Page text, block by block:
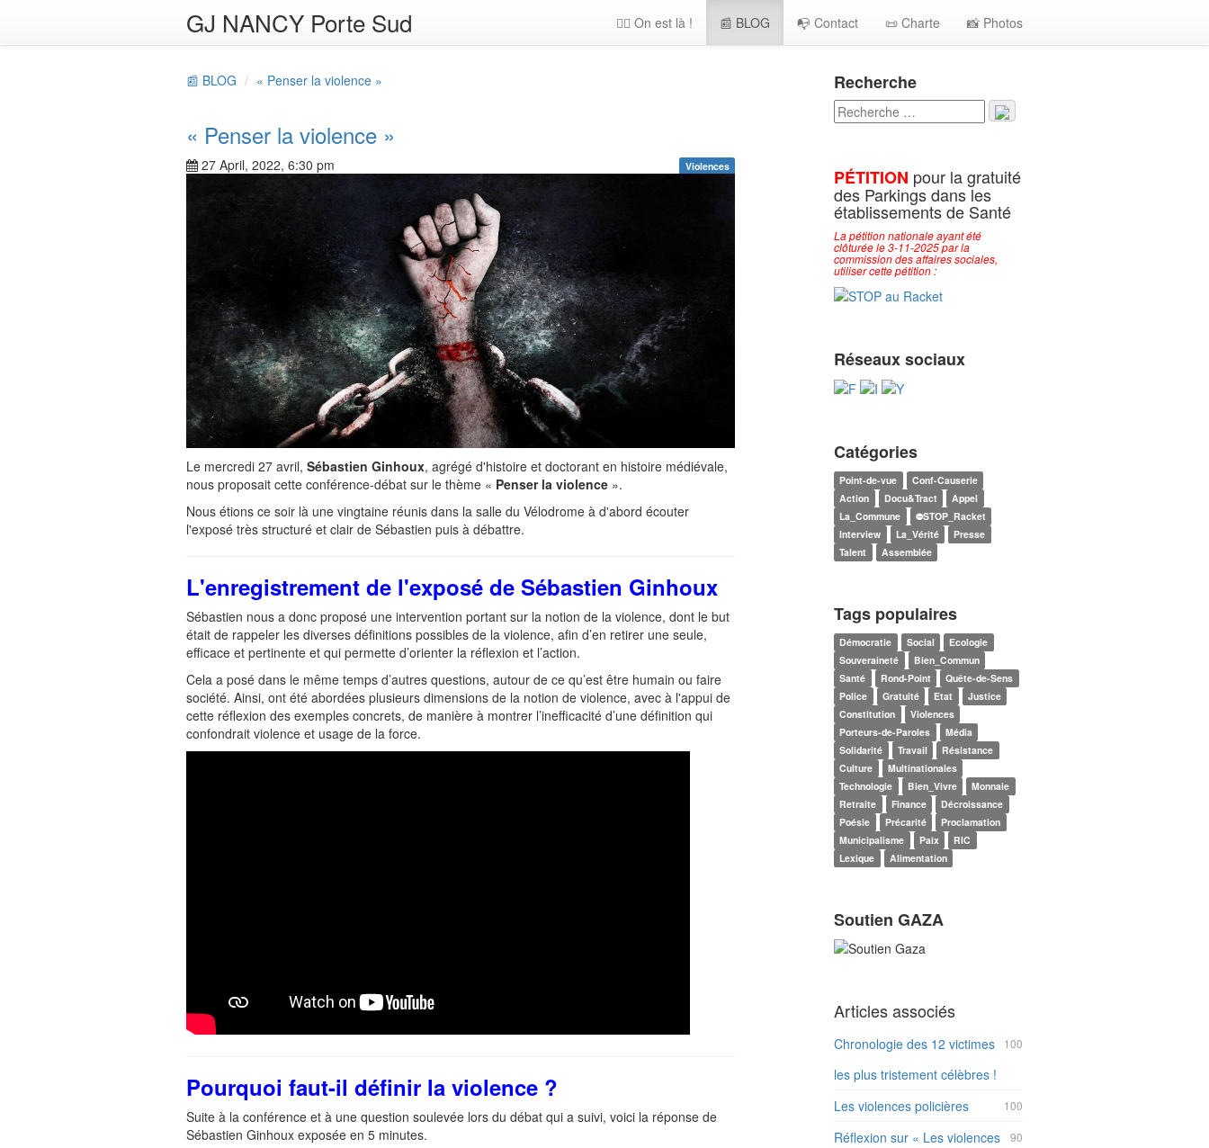
GJ NANCY Porte Sud 🖐🏻 On est là ! 📰 BLOG 📭 Contact 📜 Charte 📸 Photos
📰 BLOG « Penser la violence »
« Penser la violence »
27 April, 2022, 6:30 pm Violences
Le mercredi 27 avril, Sébastien Ginhoux, agrégé d'histoire et doctorant en histoire médiévale,
nous proposait cette conférence-débat sur le thème « Penser la violence ».
Nous étions ce soir là une vingtaine réunis dans la salle du Vélodrome à d'abord écouter
l'exposé très structuré et clair de Sébastien puis à débattre.
L'enregistrement de l'exposé de Sébastien Ginhoux
Sébastien nous a donc proposé une intervention portant sur la notion de la violence, dont le but
était de rappeler les diverses définitions possibles de la violence, afin d’en retirer une seule,
efficace et pertinente et qui permette d’orienter la réflexion et l’action.
Cela a posé dans le même temps d’autres questions, autour de ce qu’est être humain ou faire
société. Ainsi, ont été abordées plusieurs dimensions de la notion de violence, avec à l'appui de
cette réflexion des exemples concrets, de manière à montrer l’inefficacité d’une définition qui
confondrait violence et usage de la force.
Pourquoi faut-il définir la violence ?
Suite à la conférence et à une question soulevée lors du débat qui a suivi, voici la réponse de
Sébastien Ginhoux exposée en 5 minutes.
Recherche
PÉTITION pour la gratuité
des Parkings dans les
établissements de Santé
La pétition nationale ayant été
clôturée le 3-11-2025 par la
commission des affaires sociales,
utiliser cette pétition :
Réseaux sociaux
Catégories
Point-de-vue
Conf-Causerie
Action
Docu&Tract
Appel
La_Commune
⛔STOP_Racket
Interview
La_Vérité
Presse
Talent
Assemblée
Tags populaires
Démocratie Social
Ecologie
Souveraineté
Bien_Commun
Santé
Rond-Point
Quête-de-Sens
Police
Gratuité Etat
Justice
Constitution
Violences
Porteurs-de-Paroles
Média
Solidarité
Travail
Résistance
Culture
Multinationales
Technologie
Bien_Vivre
Monnaie
Retraite
Finance
Décroissance
Poésie
Précarité
Proclamation
Municipalisme
Paix
RIC
Lexique
Alimentation
Soutien GAZA
Articles associés
100
Chronologie des 12 victimes
les plus tristement célèbres !
100
Les violences policières
90
Réflexion sur « Les violences